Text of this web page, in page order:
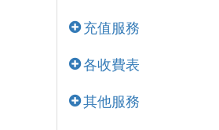
充值服務
各收費表
其他服務